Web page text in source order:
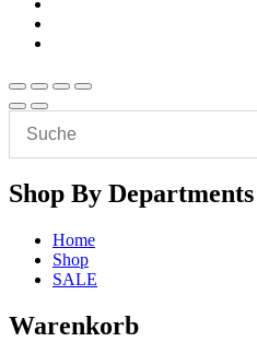
Shop By Departments
Home
Shop
SALE
Warenkorb